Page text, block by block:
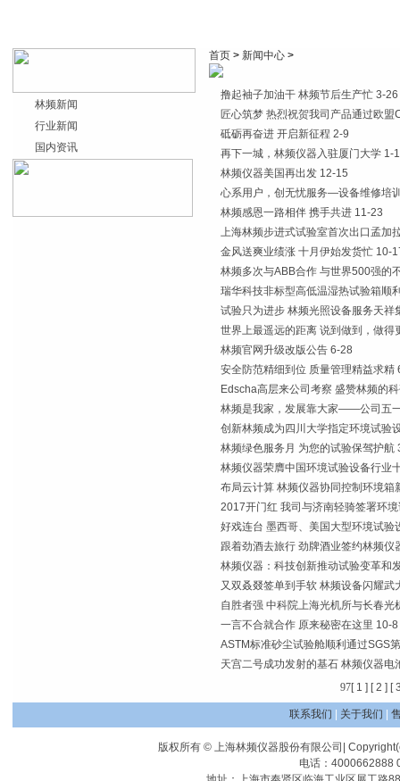
林频新闻
行业新闻
国内资讯
首页 > 新闻中心 >
撸起袖子加油干 林频节后生产忙 3-26
匠心筑梦 热烈祝贺我司产品通过欧盟
砥砺再奋进 开启新征程 2-9
再下一城，林频仪器入驻厦门大学 1-
林频仪器美国再出发 12-15
心系用户，创无忧服务—设备维修培
林频感恩一路相伴 携手共进 11-23
上海林频步进式试验室首次出口孟加
金风送爽业绩涨 十月伊始发货忙 10-
林频多次与ABB合作 与世界500强的
瑞华科技非标型高低温湿热试验箱顺
试验只为进步 林频光照设备服务天祥
世界上最遥远的距离 说到做到，做得
林频官网升级改版公告 6-28
安全防范精细到位 质量管理精益求精
Edscha高层来公司考察 盛赞林频的
林频是我家，发展靠大家——公司五
创新林频成为四川大学指定环境试验
林频绿色服务月 为您的试验保驾护航
林频仪器荣膺中国环境试验设备行业
布局云计算 林频仪器协同控制环境箱
2017开门红 我司与济南轻骑签署环
好戏连台 墨西哥、美国大型环境试验
跟着劲酒去旅行 劲牌酒业签约林频仪
林频仪器：科技创新推动试验变革和
又双叒叕签单到手软 林频设备闪耀武
自胜者强 中科院上海光机所与长春光
一言不合就合作 原来秘密在这里 10-8
ASTM标准砂尘试验舱顺利通过SGS
天宫二号成功发射的基石 林频仪器电
97[ 1 ] [ 2 ] [
联系我们 关于我们
版权所有 © 上海林频仪器股份有限公司|
电话：4000662888